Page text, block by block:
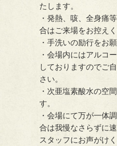
たします。
・発熱、咳、全身痛
合はご来場をお控えく
・手洗いの励行をお
・会場内にはアルコ
しておりますのでご
さい。
・次亜塩素酸水の空
す。
・会場にて万が一体
合は我慢なさらずに
スタッフにお声がけく